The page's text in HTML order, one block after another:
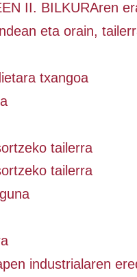
II. BILKURAren
eta orain,
txangoa
tailerra
tailerra
industrialaren